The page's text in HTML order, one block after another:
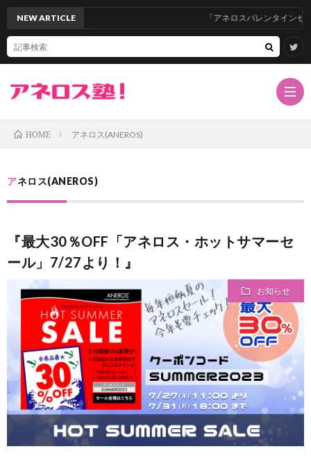
サ
イ
ト
説
ア
ネ
ロ
ド
ラ
オ
関
リ
NEW ARTICLE 「アネロスバレンタインセール2024
HOME アネロス(ANEROS)
アネロス(ANEROS)
『最大30％OFF「アネロス・ホットサマーセ
ール」7/27より！』
お知らせ